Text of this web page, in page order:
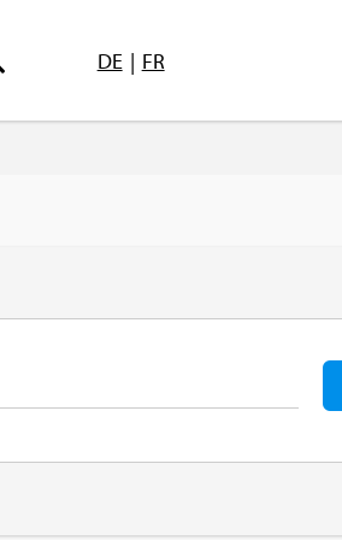
DE | FR